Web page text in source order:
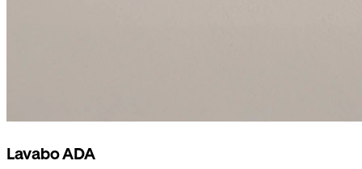
Lavabo ADA